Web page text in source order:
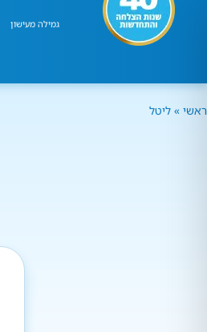
גמילה מעישון
ראשי » ליטל